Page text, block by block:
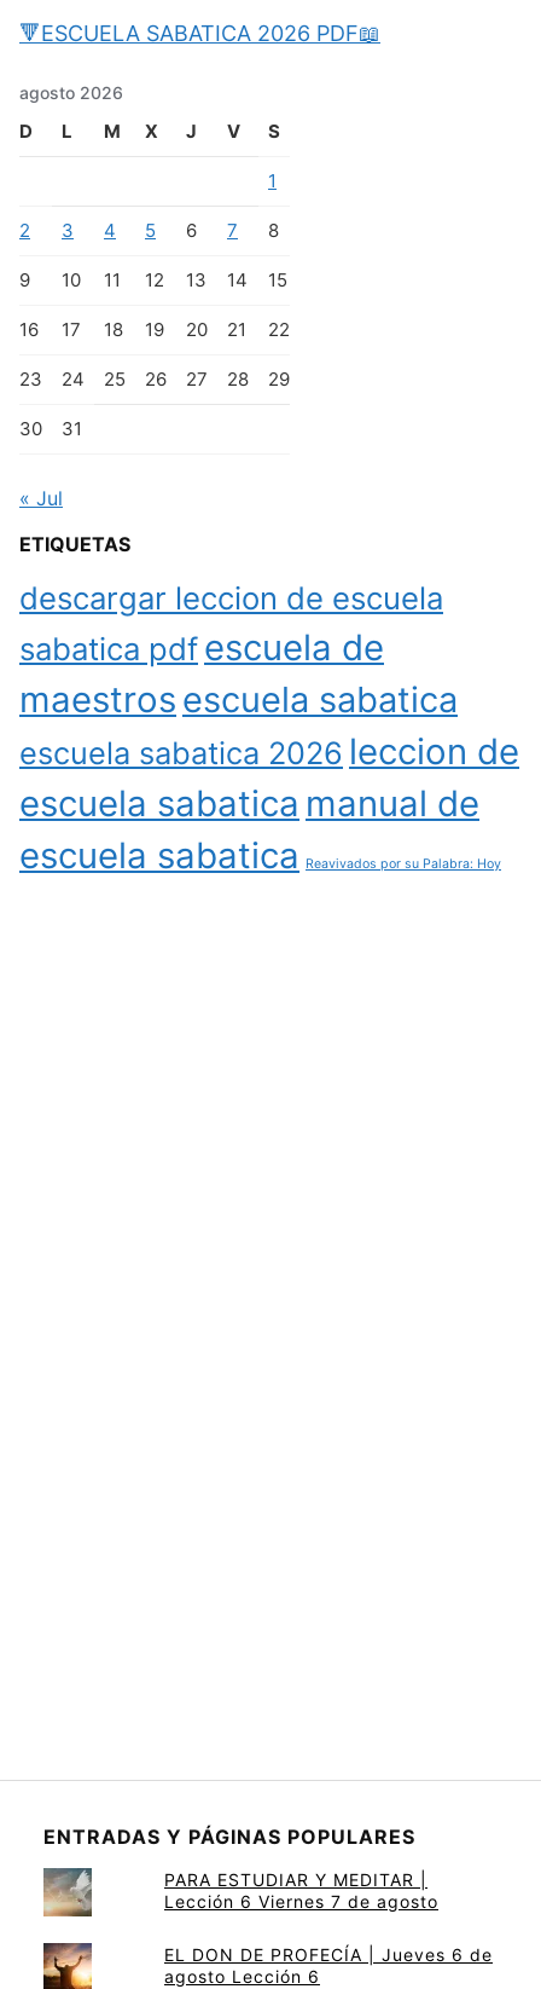
🔻ESCUELA SABATICA 2026 PDF📖
agosto 2026
D L M X J V S
1
2 3 4 5 6 7 8
9 10 11 12 13 14 15
16 17 18 19 20 21 22
23 24 25 26 27 28 29
30 31
« Jul
ETIQUETAS
descargar leccion de escuela
sabatica pdfescuela de
maestros escuela sabatica
escuela sabatica 2026 leccion de
escuela sabatica manual de
escuela sabatica
Reavivados por su Palabra: Hoy
ENTRADAS Y PÁGINAS POPULARES
PARA ESTUDIAR Y MEDITAR |
Lección 6 Viernes 7 de agosto
EL DON DE PROFECÍA | Jueves 6 de
agosto Lección 6